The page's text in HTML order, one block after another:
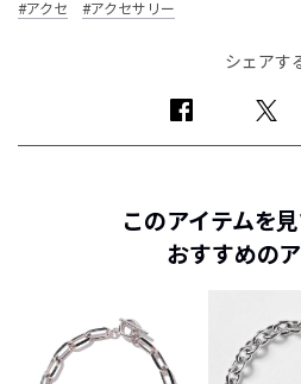
#アクセ #アクセサリー
シェアす
このアイテムを
おすすめの